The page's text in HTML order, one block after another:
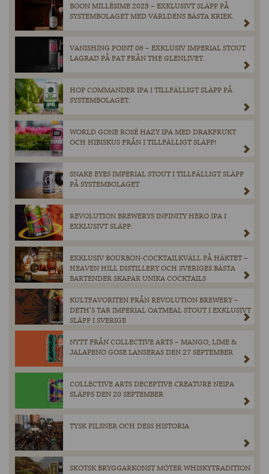
BOON MILLÉSIME 2023 – EXKLUSIVT SLÄPP PÅ
SYSTEMBOLAGET MED VÄRLDENS BÄSTA KRIEK.
VANISHING POINT 08 – EXKLUSIV IMPERIAL STOUT
LAGRAD PÅ FAT FRÅN THE GLENLIVET.
HOP COMMANDER IPA I TILLFÄLLIGT SLÄPP PÅ
SYSTEMBOLAGET.
WORLD GONE ROSÉ HAZY IPA MED DRAKFRUKT
OCH HIBISKUS FRÅN I TILLFÄLLIGT SLÄPP!
SNAKE EYES IMPERIAL STOUT I TILLFÄLLIGT SLÄPP
PÅ SYSTEMBOLAGET
REVOLUTION BREWERYS INFINITY HERO IPA I
EXKLUSIVT SLÄPP.
EXKLUSIV BOURBON-COCKTAILKVÄLL PÅ HÄKTET –
HEAVEN HILL DISTILLERY OCH SVERIGES BÄSTA
BARTENDER SKAPAR UNIKA COCKTAILS
KULTFAVORITEN FRÅN REVOLUTION BREWERY –
DETH’S TAR IMPERIAL OATMEAL STOUT I EXKLUSIVT
SLÄPP I SVERIGE
NYTT FRÅN COLLECTIVE ARTS – MANGO, LIME &
JALAPENO GOSE LANSERAS DEN 27 SEPTEMBER
COLLECTIVE ARTS DECEPTIVE CREATURE NEIPA
SLÄPPS DEN 20 SEPTEMBER
TYSK PILSNER OCH DESS HISTORIA
SKOTSK BRYGGARKONST MÖTER WHISKYTRADITION